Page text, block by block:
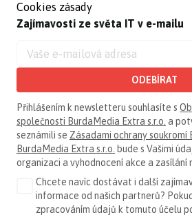
Cookies zásady
Zajímavosti ze světa IT v e-mailu
ODEBÍRAT
Přihlášením k newsletteru souhlasíte s
společnosti BurdaMedia Extra s.r.o. a
seznámili se Zásadami ochrany soukromí
BurdaMedia Extra s.r.o. bude s Vašimi
organizaci a vyhodnocení akce a zasílání
Chcete navíc dostávat i další
informace od našich partnerů?
zpracováním údajů k tomuto účelu